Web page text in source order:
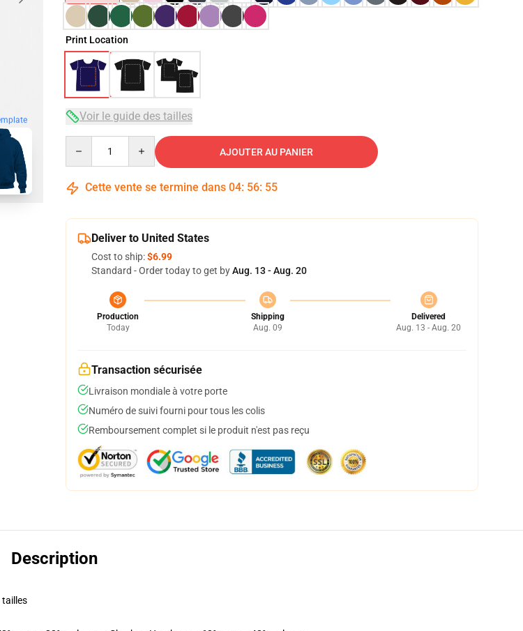
Print Location
Voir le guide des tailles
AJOUTER AU PANIER
Cette vente se termine dans 04: 56: 54
Deliver to United States
Cost to ship:$6.99
Standard - Order today to get byAug. 13 - Aug. 20
Production
Today
Shipping
Aug. 09
Delivered
Aug. 13 - Aug. 20
Transaction sécurisée
Livraison mondiale à votre porte
Numéro de suivi fourni pour tous les colis
Remboursement complet si le produit n'est pas reçu
Description
tailles